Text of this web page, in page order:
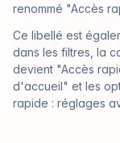
renommé "Accès
Ce libellé est
dans les filtres, la
devient "Accès
d'accueil" et les
rapide : réglages